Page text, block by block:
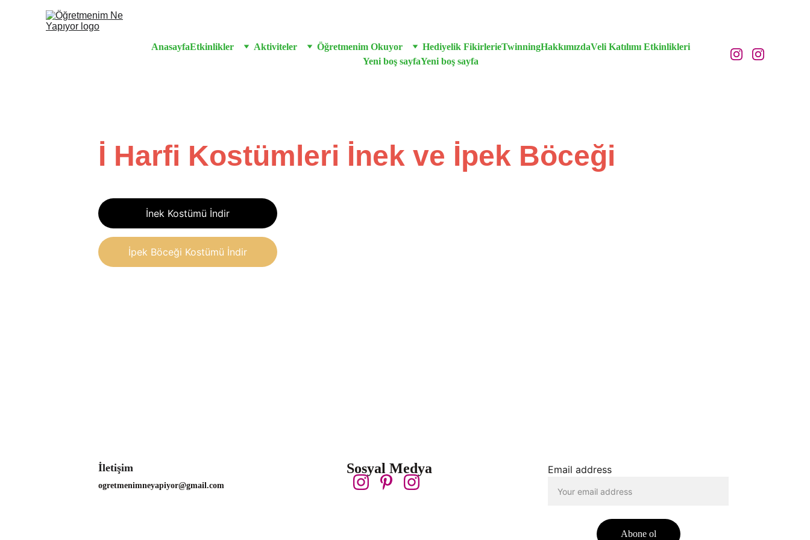
AnasayfaEtkinlikler Aktiviteler Öğretmenim Okuyor Hediyelik FikirlerieTwinningHakkımızdaVeli Katılımı Etkinlikleri
Yeni boş sayfaYeni boş sayfa
İ Harfi Kostümleri İnek ve İpek Böceği
İnek Kostümü İndir
İpek Böceği Kostümü İndir
İletişim
ogretmenimneyapiyor@gmail.com
Sosyal Medya Email address
Abone ol